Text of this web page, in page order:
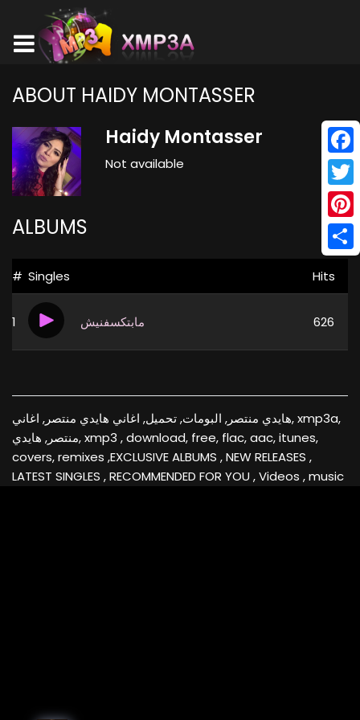
ABOUT HAIDY MONTASSER
Haidy Montasser
Not available
ALBUMS
# Singles Hits
1 مابتكسفنيش 626
هايدي منتصر, البومات, تحميل, اغاني هايدي منتصر, اغاني, xmp3a,
منتصر, هايدي, xmp3 , download, free, flac, aac, itunes,
covers, remixes ,EXCLUSIVE ALBUMS , NEW RELEASES ,
LATEST SINGLES , RECOMMENDED FOR YOU , Videos , music